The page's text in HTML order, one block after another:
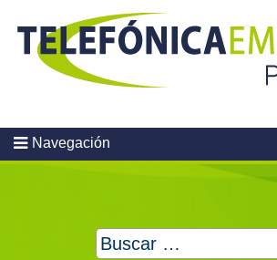
content
Navegación
Buscar: